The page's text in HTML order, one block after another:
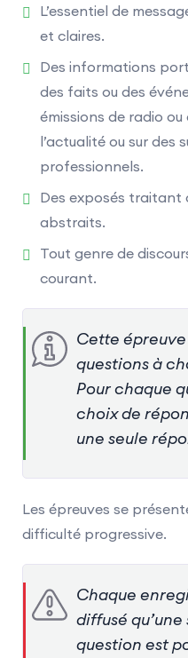
45 minutes.
Expression écrite :
exercices. Durée : 60
Expression orale :
à face avec un
: 12 minutes (dont 2
Dans le cadre
de 91 items.
des
version papier
le calcul du
permettent à
international
analyses sur
L’essentiel de
et claires.
Des informations
des faits ou des
émissions de radio
l’actualité ou sur des
professionnels.
Des exposés traitant
abstraits.
Tout genre de
courant.
Cette
questions à
Pour chaque
choix de
une seule
Les épreuves se
difficulté progressive.
Chaque
diffusé
question est